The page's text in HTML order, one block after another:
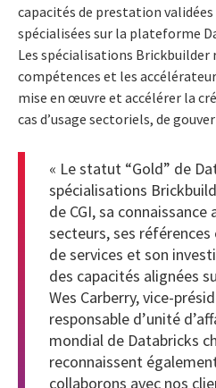
capacités de prestation
spécialisées sur la plateforme
Les spécialisations Brickbuilder
compétences et les
mise en œuvre et accélérer la
cas d’usage sectoriels, de
« Le statut “Gold” de
spécialisations
de CGI, sa
secteurs, ses
de services et son
des capacités alignées
Wes Carberry, vice-
responsable d’unité
mondial de Databricks
reconnaissent
collaborons avec nos